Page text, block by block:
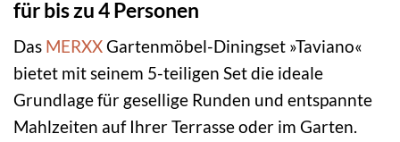
für bis zu 4 Personen
Das MERXXGartenmöbel-Diningset »Taviano«
bietet mit seinem 5-teiligen Set die ideale
Grundlage für gesellige Runden und entspannte
Mahlzeiten auf Ihrer Terrasse oder im Garten.